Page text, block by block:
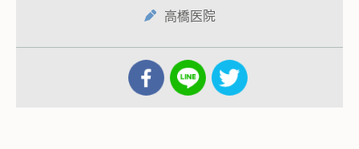
高橋医院